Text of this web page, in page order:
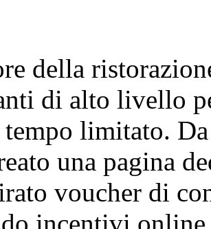
della
di alto livello
tempo limitato.
una pagina
voucher di
incentivi online